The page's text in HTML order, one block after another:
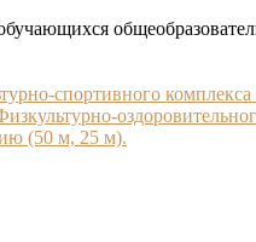
спортивного
(50 м, 25 м).